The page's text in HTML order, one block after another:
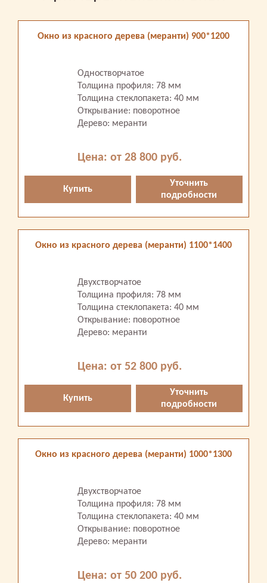
Окно из красного дерева (меранти) 900*1200
Одностворчатое
Толщина профиля: 78 мм
Толщина стеклопакета: 40 мм
Открывание: поворотное
Дерево: меранти
Цена: от 28 800 руб.
Купить
Уточнить
подробности
Окно из красного дерева (меранти) 1100*1400
Двухстворчатое
Толщина профиля: 78 мм
Толщина стеклопакета: 40 мм
Открывание: поворотное
Дерево: меранти
Цена: от 52 800 руб.
Купить
Уточнить
подробности
Окно из красного дерева (меранти) 1000*1300
Двухстворчатое
Толщина профиля: 78 мм
Толщина стеклопакета: 40 мм
Открывание: поворотное
Дерево: меранти
Цена: от 50 200 руб.